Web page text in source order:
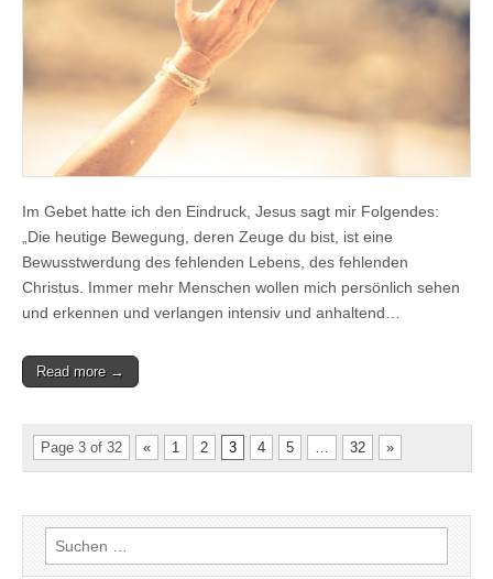
Im Gebet hatte ich den Eindruck, Jesus sagt mir Folgendes:
„Die heutige Bewegung, deren Zeuge du bist, ist eine
Bewusstwerdung des fehlenden Lebens, des fehlenden
Christus. Immer mehr Menschen wollen mich persönlich sehen
und erkennen und verlangen intensiv und anhaltend…
Read more →
Page 3 of 32 « 1 2 3 4 5 32 »
Suchen
nach: